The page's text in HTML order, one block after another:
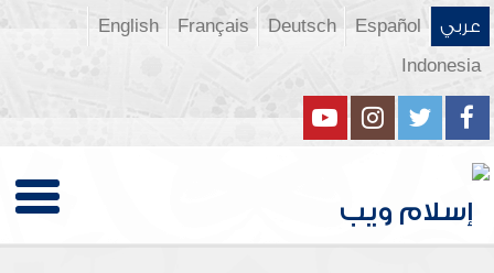
عربي Español
Deutsch
Français
English
Indonesia